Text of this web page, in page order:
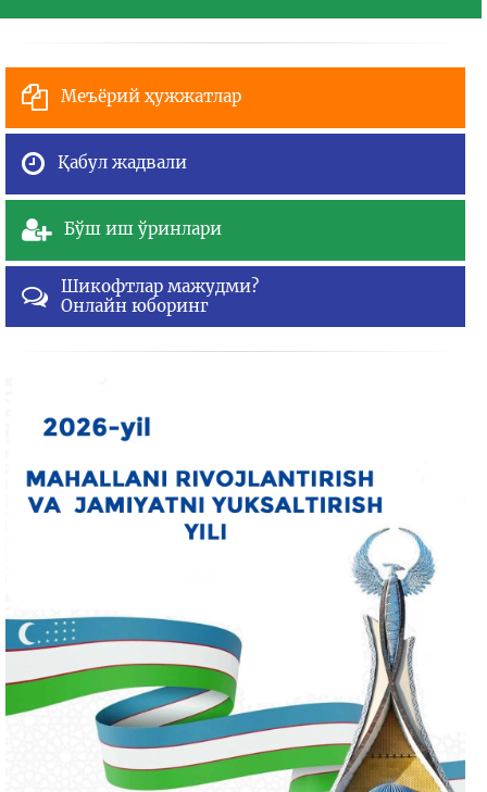
Меъёрий ҳужжатлар
Қабул жадвали
Бўш иш ўринлари
Шикофтлар мажудми?
Онлайн юборинг